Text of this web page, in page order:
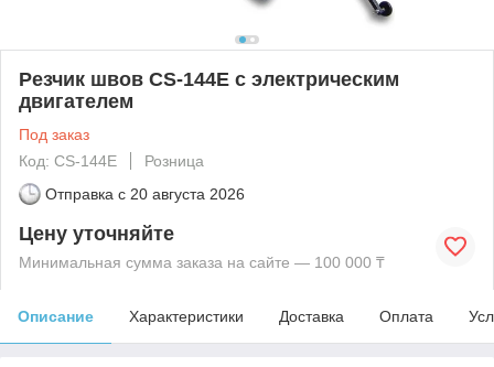
Резчик швов СS-144E c электрическим
двигателем
Под заказ
Код: СS-144E
Розница
Отправка с 20 августа 2026
Цену уточняйте
Минимальная сумма заказа на сайте — 100 000 ₸
Описание Характеристики Доставка Оплата